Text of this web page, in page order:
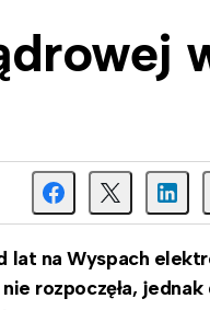
lat na Wyspach
rozpoczęła, jednak